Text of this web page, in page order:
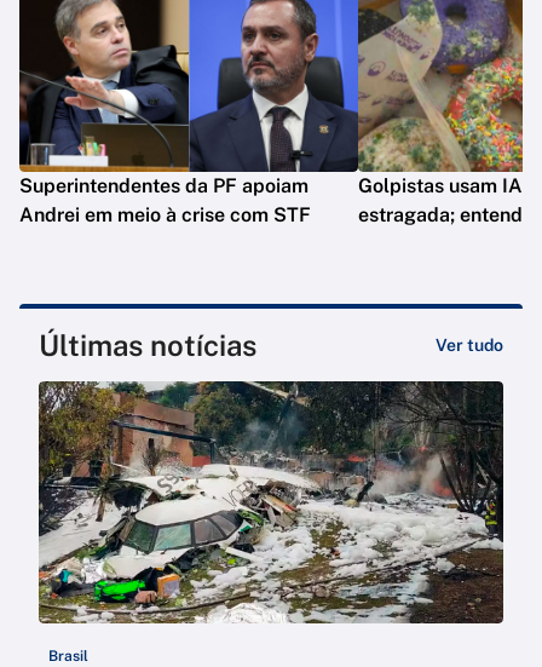
Superintendentes da PF apoiam
Andrei em meio à crise com STF
Golpistas usam IA
estragada; entenda
Últimas notícias Ver tudo
Brasil